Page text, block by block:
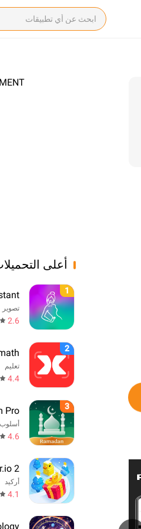
أعلى
1
تصوير
2.6
2
تعليم
4.4
3
Pro
أسلوب
4.6
2
أركيد
4.1